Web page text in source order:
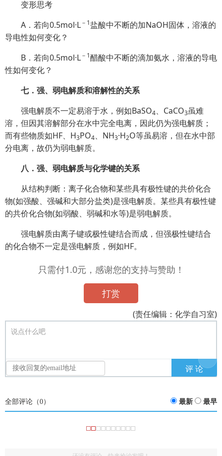
变形思考
A．若向0.5mol·L－1盐酸中不断的加NaOH固体，溶液的
导电性如何变化？
B．若向0.5mol·L－1醋酸中不断的滴加氨水，溶液的导电
性如何变化？
七．强、弱电解质和溶解性的关系
强电解质不一定易溶于水，例如BaSO4、CaCO3虽难
溶，但因其溶解部分在水中完全电离，因此仍为强电解质；
而有些物质如HF、H3PO4、NH3·H2O等虽易溶，但在水中部
分电离，故仍为弱电解质。
八．强、弱电解质与化学键的关系
从结构判断：离子化合物和某些具有极性键的共价化合
物(如强酸、强碱和大部分盐类)是强电解质。某些具有极性键
的共价化合物(如弱酸、弱碱和水等)是弱电解质。
强电解质由离子键或极性键结合而成，但强极性键结合
的化合物不一定是强电解质，例如HF。
只需付1.0元，感谢您的支持与赞助！
打赏
(责任编辑：化学自习室)
说点什么吧
全部评论（0） 最新 最早